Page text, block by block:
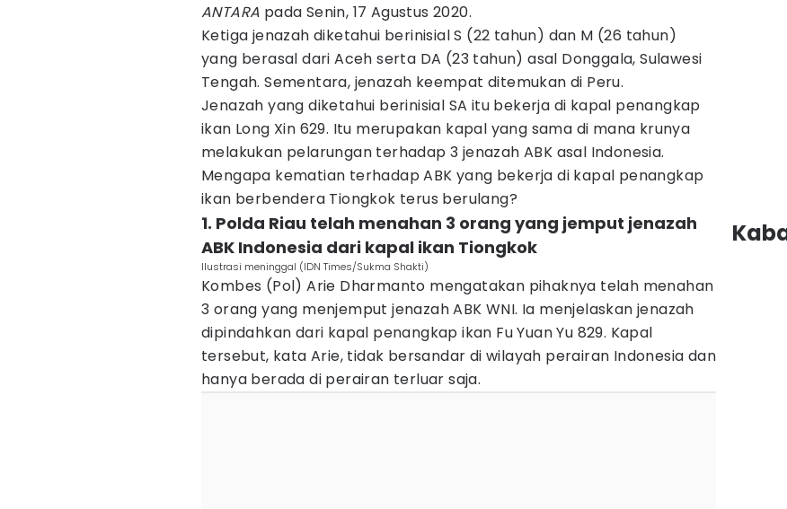
ANTARA pada Senin, 17 Agustus 2020.
Ketiga jenazah diketahui berinisial S (22 tahun) dan M (26 tahun)
yang berasal dari Aceh serta DA (23 tahun) asal Donggala, Sulawesi
Tengah. Sementara, jenazah keempat ditemukan di Peru.
Jenazah yang diketahui berinisial SA itu bekerja di kapal penangkap
ikan Long Xin 629. Itu merupakan kapal yang sama di mana krunya
melakukan pelarungan terhadap 3 jenazah ABK asal Indonesia.
Mengapa kematian terhadap ABK yang bekerja di kapal penangkap
ikan berbendera Tiongkok terus berulang?
1. Polda Riau telah menahan 3 orang yang jemput jenazah
ABK Indonesia dari kapal ikan Tiongkok
Ilustrasi meninggal (IDN Times/Sukma Shakti)
Kombes (Pol) Arie Dharmanto mengatakan pihaknya telah menahan
3 orang yang menjemput jenazah ABK WNI. Ia menjelaskan jenazah
dipindahkan dari kapal penangkap ikan Fu Yuan Yu 829. Kapal
tersebut, kata Arie, tidak bersandar di wilayah perairan Indonesia dan
hanya berada di perairan terluar saja.